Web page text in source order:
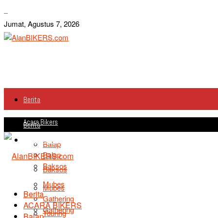
Jumat, Agustus 7, 2026
Berita
Acara Bikers
Balap
Baksos
Mubes
Gathering
Berita
Acara Bikers
Balap
Baksos
Mubes
Gathering
Touring
Berita
ACARA BIKERS